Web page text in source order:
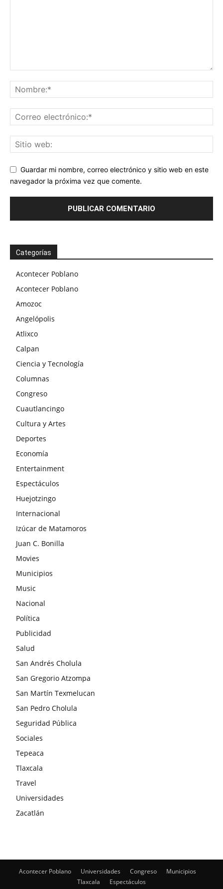
Guardar mi nombre, correo electrónico y sitio web en este
navegador la próxima vez que comente.
Categorías
Acontecer Poblano
Acontecer Poblano
Amozoc
Angelópolis
Atlixco
Calpan
Ciencia y Tecnología
Columnas
Congreso
Cuautlancingo
Cultura y Artes
Deportes
Economía
Entertainment
Espectáculos
Huejotzingo
Internacional
Izúcar de Matamoros
Juan C. Bonilla
Movies
Municipios
Music
Nacional
Política
Publicidad
Salud
San Andrés Cholula
San Gregorio Atzompa
San Martín Texmelucan
San Pedro Cholula
Seguridad Pública
Sociales
Tepeaca
Tlaxcala
Travel
Universidades
Zacatlán
Acontecer Poblano Universidades Congreso
Municipios
Tlaxcala
Espectáculos